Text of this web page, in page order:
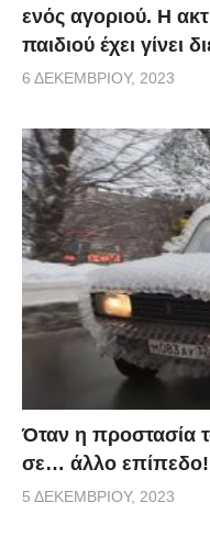
ενός αγοριού. Η
παιδιού έχει γίνει
6 ΔΕΚΕΜΒΡΊΟΥ, 2023
Όταν η προστασία
σε… άλλο επίπεδο!
5 ΔΕΚΕΜΒΡΊΟΥ, 2023